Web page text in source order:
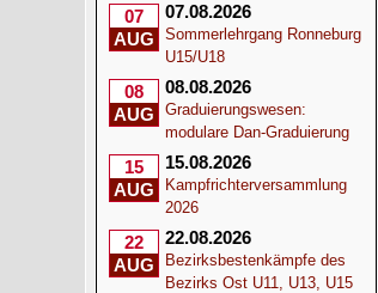
07
AUG
07.08.2026
Sommerlehrgang Ronneburg
U15/U18
08
AUG
08.08.2026
Graduierungswesen:
modulare Dan-Graduierung
15
AUG
15.08.2026
Kampfrichterversammlung
2026
22
AUG
22.08.2026
Bezirksbestenkämpfe des
Bezirks Ost U11, U13, U15